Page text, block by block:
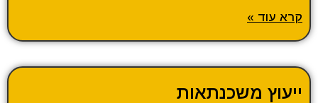
קרא עוד »
ייעוץ משכנתאות